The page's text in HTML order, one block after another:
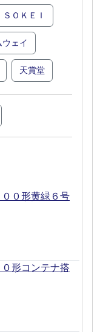
ＳＯＫＥＩ
ウェイ
天賞堂
０形黄緑６号
形コンテナ搭